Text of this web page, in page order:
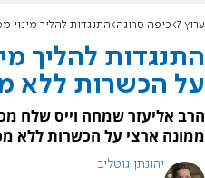
ערוץ 7 כיפה סרוגה התנגדות להליך מינוי
התנגדות להליך
על הכשרות ללא
הרב אליעזר שמחה וייס שלח
ממונה ארצי על הכשרות ללא
יהונתן גוטליב